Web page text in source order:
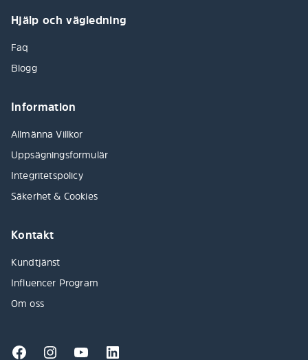
Hjälp och vägledning
Faq
Blogg
Information
Allmänna Villkor
Uppsägningsformulär
Integritetspolicy
Säkerhet & Cookies
Kontakt
Kundtjänst
Influencer Program
Om oss